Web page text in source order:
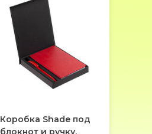
Коробка Shade под
блокнот и ручку,